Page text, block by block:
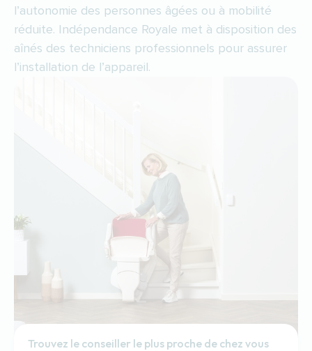
l’autonomie des personnes âgées ou à mobilité
réduite. Indépendance Royale met à disposition des
aînés des techniciens professionnels pour assurer
l’installation de l’appareil.
Trouvez le conseiller le plus proche de chez vous